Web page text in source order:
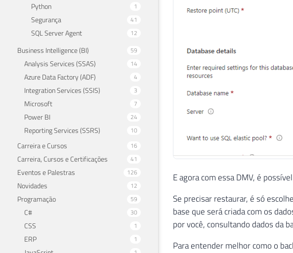
Python 1
Segurança 41
SQL Server Agent 12
Business Intelligence (BI) 59
Analysis Services (SSAS) 14
Azure Data Factory (ADF) 4
Integration Services (SSIS) 3
Microsoft 7
Power BI 24
Reporting Services (SSRS) 10
Carreira e Cursos 16
Carreira, Cursos e Certificações 41
Eventos e Palestras 126
Novidades 12
Programação 59
C# 30
CSS 1
ERP 1
E agora com essa DMV, é
Se precisar restaurar, é só
base que será criada com os
por você, consultando dados da
Para entender melhor como o